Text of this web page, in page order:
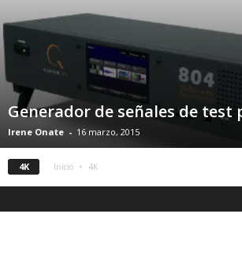
Generador de señales de test
Irene Onate - 16 marzo, 2015
4K Inicio 4K